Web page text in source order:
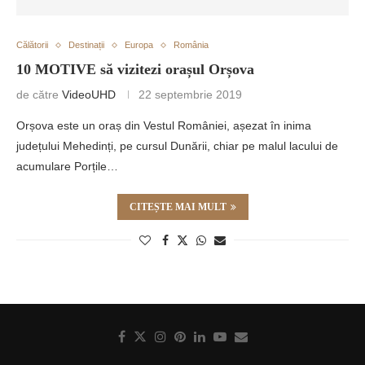
Călătorii Destinații Europa România
10 MOTIVE să vizitezi orașul Orșova
de către VideoUHD 22 septembrie 2019
Orșova este un oraș din Vestul României, așezat în inima
județului Mehedinți, pe cursul Dunării, chiar pe malul lacului de
acumulare Porțile…
CITEȘTE MAI MULT